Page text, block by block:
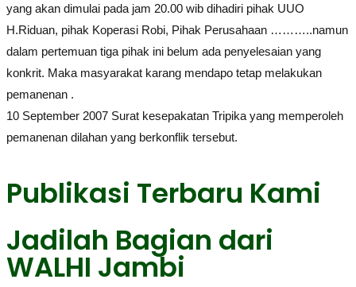
yang akan dimulai pada jam 20.00 wib dihadiri pihak UUO
H.Riduan, pihak Koperasi Robi, Pihak Perusahaan ………..namun
dalam pertemuan tiga pihak ini belum ada penyelesaian yang
konkrit. Maka masyarakat karang mendapo tetap melakukan
pemanenan .
10 September 2007 Surat kesepakatan Tripika yang memperoleh
pemanenan dilahan yang berkonflik tersebut.
Publikasi Terbaru Kami
Jadilah Bagian dari
WALHI Jambi